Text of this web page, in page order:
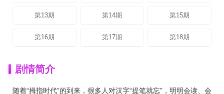
第13期 第14期 第15期
第16期 第17期 第18期
剧情简介
随着“拇指时代”的到来，很多人对汉字“提笔就忘”，明明会读、会